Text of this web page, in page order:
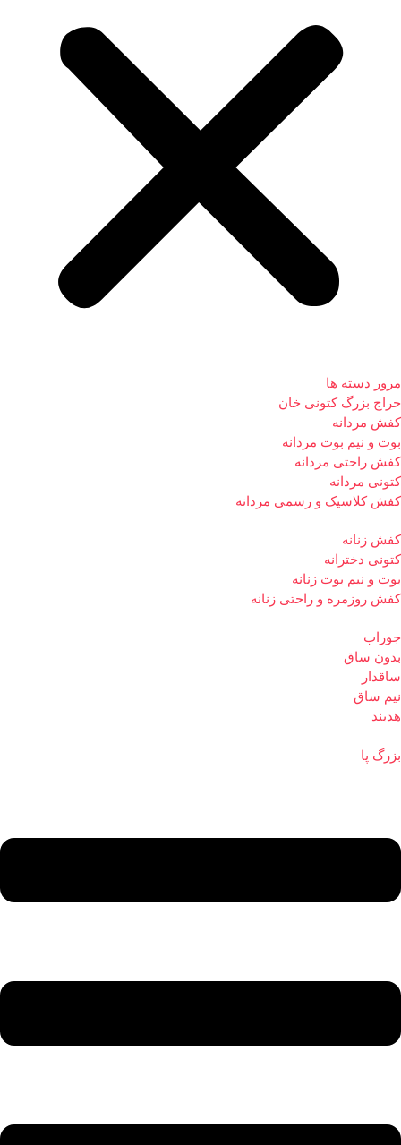
مرور دسته ها
حراج بزرگ کتونی خان
کفش مردانه
بوت و نیم بوت مردانه
کفش راحتی مردانه
کتونی مردانه
کفش کلاسیک و رسمی مردانه
کفش زنانه
کتونی دخترانه
بوت و نیم بوت زنانه
کفش روزمره و راحتی زنانه
جوراب
بدون ساق
ساقدار
نیم ساق
هدبند
بزرگ پا